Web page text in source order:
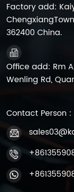
Factory add:
362400 China.
Office add: Rm
Wenling Rd,
Contact Person